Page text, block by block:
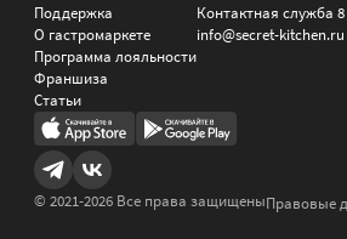
Поддержка
О гастромаркете
Программа лояльности
Франшиза
Статьи
Контактная служба
info@secret-kitchen.ru
© 2021-2026 Все права защищеныПравовые